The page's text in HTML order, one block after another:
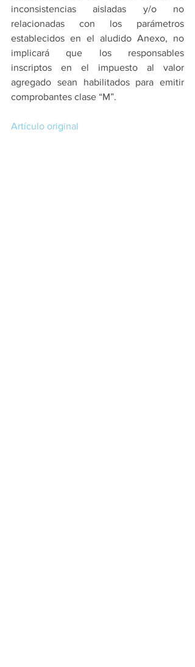
inconsistencias aisladas y/o no
relacionadas con los parámetros
establecidos en el aludido Anexo, no
implicará que los responsables
inscriptos en el impuesto al valor
agregado sean habilitados para emitir
comprobantes clase “M”.
Artículo original